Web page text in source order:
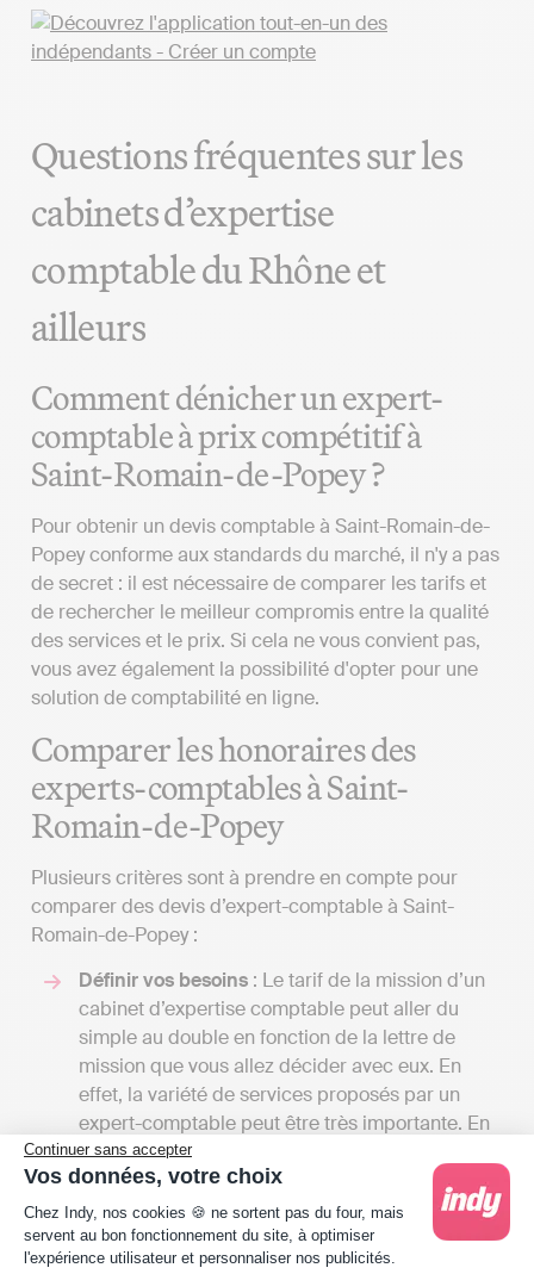
Continuer sans accepter
Vos données, votre choix
Plateforme de Gestion du Consentement :
Chez Indy, nos cookies 🍪 ne sortent pas du four, mais
servent au bon fonctionnement du site, à optimiser
l'expérience utilisateur et personnaliser nos publicités.
Questions fréquentes sur les
cabinets d’expertise
comptable du Rhône et
ailleurs
Comment dénicher un expert-
comptable à prix compétitif à
Saint-Romain-de-Popey ?
Pour obtenir un devis comptable à Saint-Romain-de-
Popey conforme aux standards du marché, il n'y a pas
de secret : il est nécessaire de comparer les tarifs et
de rechercher le meilleur compromis entre la qualité
des services et le prix. Si cela ne vous convient pas,
vous avez également la possibilité d'opter pour une
solution de comptabilité en ligne.
Comparer les honoraires des
experts-comptables à Saint-
Romain-de-Popey
Plusieurs critères sont à prendre en compte pour
comparer des devis d’expert-comptable à Saint-
Romain-de-Popey :
Définir vos besoins : Le tarif de la mission d’un
cabinet d’expertise comptable peut aller du
simple au double en fonction de la lettre de
mission que vous allez décider avec eux. En
effet, la variété de services proposés par un
expert-comptable peut être très importante. En
rencontrer plusieurs vous permettra de recevoir
de nombreux devis et de comparer les tarifs en
fonction des services proposés. Cela vous
permettra de voir ce qui se fait à Saint-Romain-
de-Popey !